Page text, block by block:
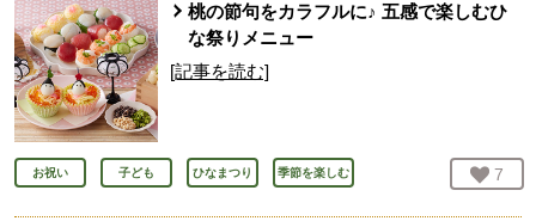
桃の節句をカラフルに♪ 五感で楽しむひ
な祭りメニュー
[記事を読む]
お祝い 子ども ひなまつり 季節を楽しむ お気
7